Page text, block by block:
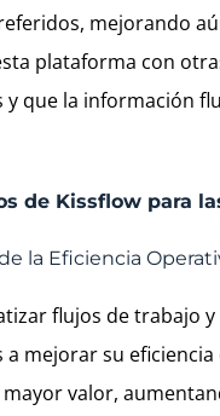
mejorando
plataforma con
y que la información
de Kissflow para
la Eficiencia
flujos de trabajo
a mejorar su
valor,